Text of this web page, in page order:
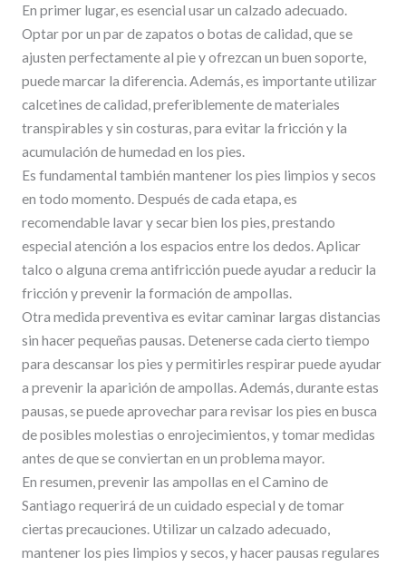
En primer lugar, es esencial usar un calzado adecuado.
Optar por un par de zapatos o botas de calidad, que se
ajusten perfectamente al pie y ofrezcan un buen soporte,
puede marcar la diferencia. Además, es importante utilizar
calcetines de calidad, preferiblemente de materiales
transpirables y sin costuras, para evitar la fricción y la
acumulación de humedad en los pies.
Es fundamental también mantener los pies limpios y secos
en todo momento. Después de cada etapa, es
recomendable lavar y secar bien los pies, prestando
especial atención a los espacios entre los dedos. Aplicar
talco o alguna crema antifricción puede ayudar a reducir la
fricción y prevenir la formación de ampollas.
Otra medida preventiva es evitar caminar largas distancias
sin hacer pequeñas pausas. Detenerse cada cierto tiempo
para descansar los pies y permitirles respirar puede ayudar
a prevenir la aparición de ampollas. Además, durante estas
pausas, se puede aprovechar para revisar los pies en busca
de posibles molestias o enrojecimientos, y tomar medidas
antes de que se conviertan en un problema mayor.
En resumen, prevenir las ampollas en el Camino de
Santiago requerirá de un cuidado especial y de tomar
ciertas precauciones. Utilizar un calzado adecuado,
mantener los pies limpios y secos, y hacer pausas regulares